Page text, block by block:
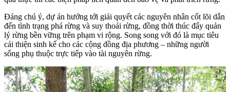
Đáng chú ý, dự án hướng tới giải quyết các nguyên nhân cốt lõi dẫn
đến tình trạng phá rừng và suy thoái rừng, đồng thời thúc đẩy quản
lý rừng bền vững trên phạm vi rộng. Song song với đó là mục tiêu
cải thiện sinh kế cho các cộng đồng địa phương – những người
sống phụ thuộc trực tiếp vào tài nguyên rừng.